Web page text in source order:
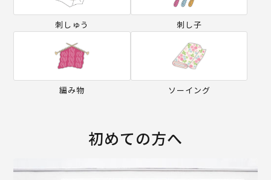
刺しゅう 刺し子
編み物 ソーイング
初めての方へ